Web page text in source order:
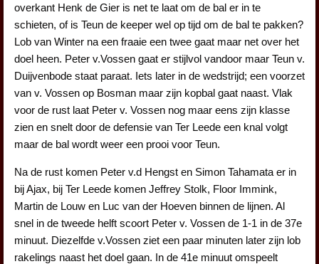
overkant Henk de Gier is net te laat om de bal er in te
schieten, of is Teun de keeper wel op tijd om de bal te pakken?
Lob van Winter na een fraaie een twee gaat maar net over het
doel heen. Peter v.Vossen gaat er stijlvol vandoor maar Teun v.
Duijvenbode staat paraat. Iets later in de wedstrijd; een voorzet
van v. Vossen op Bosman maar zijn kopbal gaat naast. Vlak
voor de rust laat Peter v. Vossen nog maar eens zijn klasse
zien en snelt door de defensie van Ter Leede een knal volgt
maar de bal wordt weer een prooi voor Teun.
Na de rust komen Peter v.d Hengst en Simon Tahamata er in
bij Ajax, bij Ter Leede komen Jeffrey Stolk, Floor Immink,
Martin de Louw en Luc van der Hoeven binnen de lijnen. Al
snel in de tweede helft scoort Peter v. Vossen de 1-1 in de 37e
minuut. Diezelfde v.Vossen ziet een paar minuten later zijn lob
rakelings naast het doel gaan. In de 41e minuut omspeelt